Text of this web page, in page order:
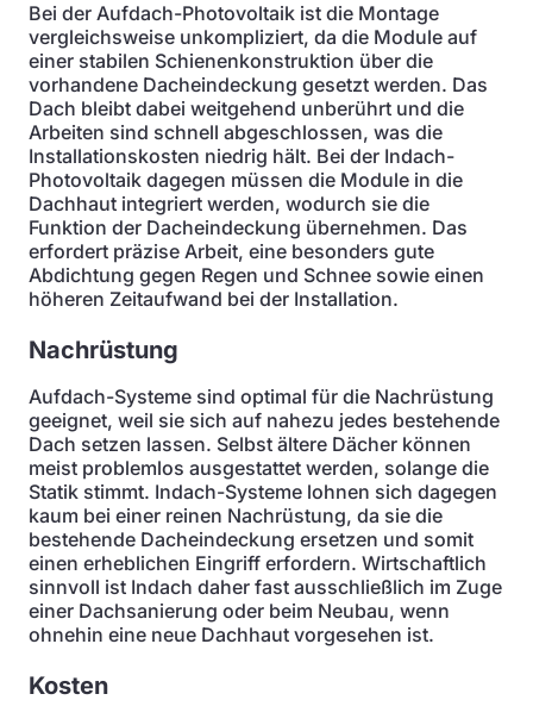
Bei der Aufdach-Photovoltaik ist die Montage
vergleichsweise unkompliziert, da die Module auf
einer stabilen Schienenkonstruktion über die
vorhandene Dacheindeckung gesetzt werden. Das
Dach bleibt dabei weitgehend unberührt und die
Arbeiten sind schnell abgeschlossen, was die
Installationskosten niedrig hält. Bei der Indach-
Photovoltaik dagegen müssen die Module in die
Dachhaut integriert werden, wodurch sie die
Funktion der Dacheindeckung übernehmen. Das
erfordert präzise Arbeit, eine besonders gute
Abdichtung gegen Regen und Schnee sowie einen
höheren Zeitaufwand bei der Installation.
Nachrüstung
Aufdach-Systeme sind optimal für die Nachrüstung
geeignet, weil sie sich auf nahezu jedes bestehende
Dach setzen lassen. Selbst ältere Dächer können
meist problemlos ausgestattet werden, solange die
Statik stimmt. Indach-Systeme lohnen sich dagegen
kaum bei einer reinen Nachrüstung, da sie die
bestehende Dacheindeckung ersetzen und somit
einen erheblichen Eingriff erfordern. Wirtschaftlich
sinnvoll ist Indach daher fast ausschließlich im Zuge
einer Dachsanierung oder beim Neubau, wenn
ohnehin eine neue Dachhaut vorgesehen ist.
Kosten